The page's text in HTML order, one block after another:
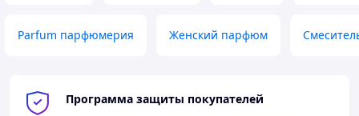
Parfum парфюмерия Женский парфюм
Программа защиты покупателей